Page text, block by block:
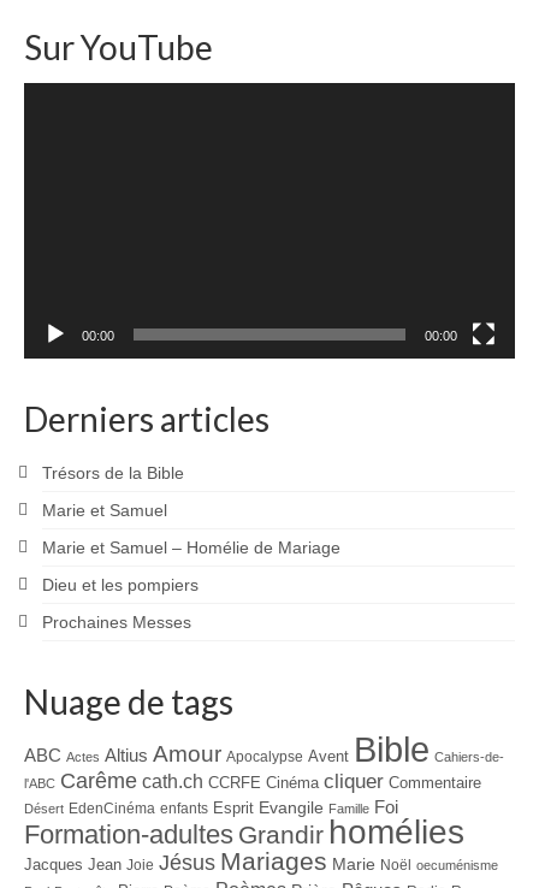
Sur YouTube
00:00 00:00
Derniers articles
Trésors de la Bible
Marie et Samuel
Marie et Samuel – Homélie de Mariage
Dieu et les pompiers
Prochaines Messes
Nuage de tags
ABC Actes Altius Amour Apocalypse Avent Bible Cahiers-de-
l'ABC Carême cath.ch CCRFE Cinéma cliquer Commentaire
Désert EdenCinéma enfants Esprit Evangile Famille Foi
Formation-adultes Grandir homélies
Jacques Jean Joie Jésus Mariages Marie Noël
oecuménisme